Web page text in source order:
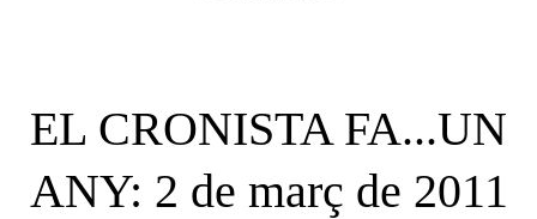
EL CRONISTA FA...UN
ANY: 2 de març de 2011